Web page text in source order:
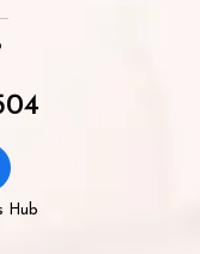
Hub